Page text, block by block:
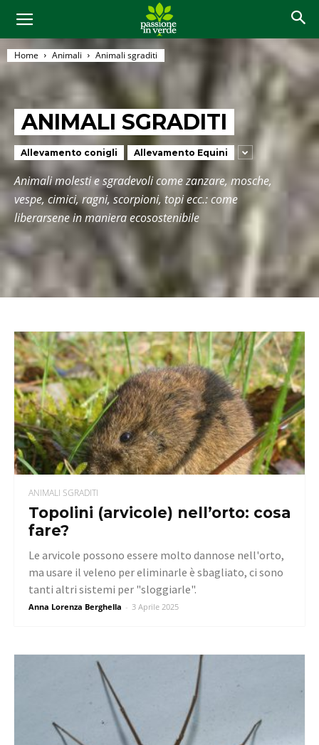
Home Animali Animali sgraditi
ANIMALI SGRADITI
Allevamento conigli Allevamento Equini
Animali molesti e sgradevoli come zanzare, mosche,
vespe, cimici, ragni, scorpioni, topi ecc.: come
liberarsene in maniera ecosostenibile
ANIMALI SGRADITI
Topolini (arvicole) nell’orto: cosa
fare?
Anna Lorenza Berghella - 3 Aprile 2025
Le arvicole possono essere molto dannose nell'orto,
ma usare il veleno per eliminarle è sbagliato, ci sono
tanti altri sistemi per "sloggiarle".